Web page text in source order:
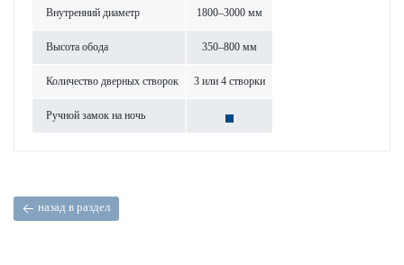
Внутренний диаметр 1800–3000 мм
Высота обода 350–800 мм
Количество дверных створок 3 или 4 створки
Ручной замок на ночь
назад в раздел